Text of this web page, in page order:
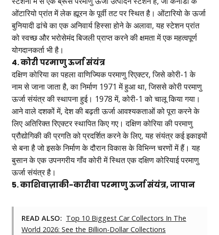
ओंटारियो प्रांत में लेक ह्यूरन के पूर्वी तट पर स्थित है। ओंटारियो के ऊर्जा
बुनियादी ढांचे का एक अनिवार्य हिस्सा होने के अलावा, यह स्टेशन प्रांत
को स्वच्छ और भरोसेमंद बिजली प्राप्त करने की क्षमता में एक महत्वपूर्ण
योगदानकर्ता भी है।
4. कोरी परमाणु ऊर्जा संयंत्र
दक्षिण कोरिया का पहला वाणिज्यिक परमाणु रिएक्टर, जिसे कोरी-1 के
नाम से जाना जाता है, का निर्माण 1971 में हुआ था, जिससे कोरी परमाणु
ऊर्जा संयंत्र की स्थापना हुई। 1978 में, कोरी-1 को चालू किया गया।
आने वाले दशकों में, देश की बढ़ती ऊर्जा आवश्यकताओं को पूरा करने के
लिए अतिरिक्त रिएक्टर स्थापित किए गए। दक्षिण कोरिया की परमाणु
प्रौद्योगिकी की प्रगति को प्रदर्शित करने के लिए, यह संयंत्र कई इकाइयों
से बना है जो इसके निर्माण के दौरान विकास के विभिन्न चरणों में हैं। यह
बुसान के एक उपनगरीय गाँव कोरी में स्थित एक दक्षिण कोरियाई परमाणु
ऊर्जा संयंत्र है।
5. काशिवाज़ाकी-कारीवा परमाणु ऊर्जा संयंत्र, जापान
READ ALSO: Top 10 Biggest Car Collectors In The
World 2026: See the Billion-Dollar Collections